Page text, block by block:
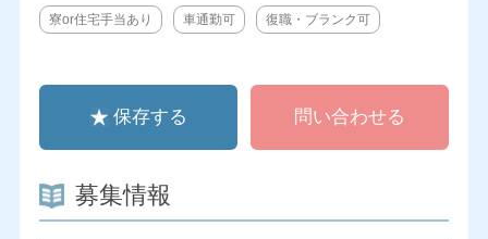
寮or住宅手当あり 車通勤可 復職・ブランク可
保存する 問い合わせる
募集情報